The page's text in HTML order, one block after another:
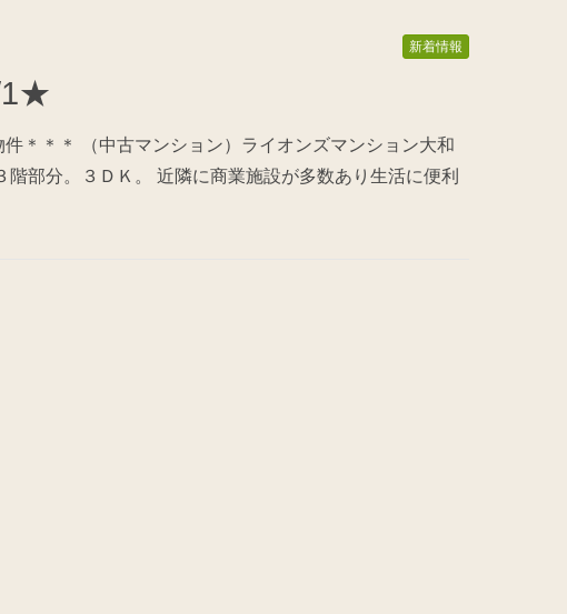
新着情報
1★
＊＊＊ （中古マンション）ライオンズマンション大和
部分。３ＤＫ。 近隣に商業施設が多数あり生活に便利